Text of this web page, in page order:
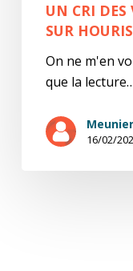
UN CRI DES
SUR
On ne m'en
que la
16/02/